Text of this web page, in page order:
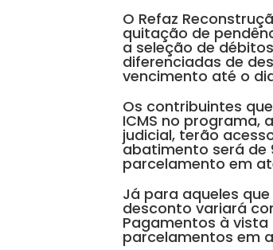
O Refaz
quitação de
a seleção de
diferenciadas de
vencimento até o
Os contribuintes
ICMS no programa,
judicial, terão
abatimento será de
parcelamento em
Já para aqueles
desconto variará
Pagamentos à
parcelamentos em